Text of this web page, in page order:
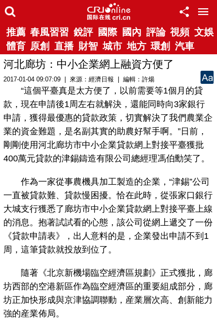
推薦 春風習習 銳評 國際 國內 評論 視頻 文娛
體育 原創 直播 財智 城市 地方 環創 汽車
河北廊坊：中小企業網上融資方便了
2017-01-04 09:07:09 | 來源：經濟日報 | 編輯：許煬
“這個平臺真是太方便了，以前需要等1個月的貸
款，現在申請後1周左右就解決，還能同時向3家銀行
申請，獲得最優惠的貸款政策，切實解決了我們農業企
業的資金難題，是名副其實的助農好幫手啊。”日前，
剛剛使用河北廊坊市中小企業貸款網上對接平臺獲批
400萬元貸款的津錫鑄造有限公司總經理馮伯勳笑了。
作為一家從事農機具加工製造的企業，“津錫”公司
一直被貸款難、貸款慢困擾。恰在此時，從張家口銀行
大城支行獲悉了廊坊市中小企業貸款網上對接平臺上線
的消息。抱著試試看的心態，該公司從網上遞交了一份
《貸款申請表》，出人意料的是，企業發出申請不到1
周，這筆貸款就投放到位了。
隨著《北京新機場臨空經濟區規劃》正式獲批，廊
坊西部的空港新區作為臨空經濟區的重要組成部分，廊
坊正加快形成與京津協調聯動，産業層次高、創新能力
強的産業佈局。